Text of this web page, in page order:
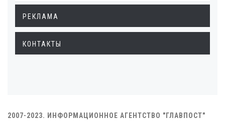
РЕКЛАМА
КОНТАКТЫ
2007-2023. ИНФОРМАЦИОННОЕ АГЕНТСТВО "ГЛАВПОСТ"